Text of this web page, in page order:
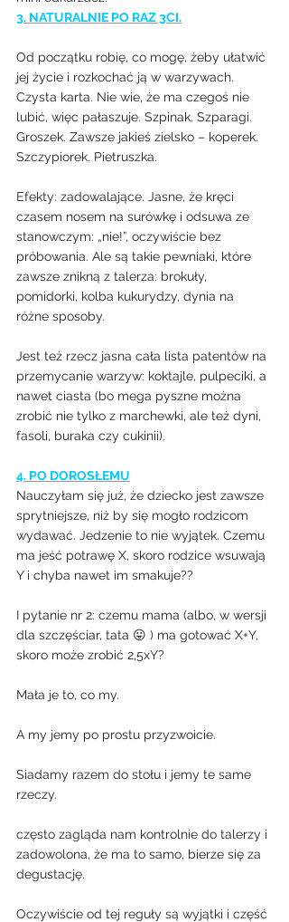
3. NATURALNIE PO RAZ 3CI.
Od początku robię, co mogę, żeby ułatwić
jej życie i rozkochać ją w warzywach.
Czysta karta. Nie wie, że ma czegoś nie
lubić, więc pałaszuje. Szpinak. Szparagi.
Groszek. Zawsze jakieś zielsko – koperek.
Szczypiorek. Pietruszka.
Efekty: zadowalające. Jasne, że kręci
czasem nosem na surówkę i odsuwa ze
stanowczym: „nie!”, oczywiście bez
próbowania. Ale są takie pewniaki, które
zawsze znikną z talerza: brokuły,
pomidorki, kolba kukurydzy, dynia na
różne sposoby.
Jest też rzecz jasna cała lista patentów na
przemycanie warzyw: koktajle, pulpeciki, a
nawet ciasta (bo mega pyszne można
zrobić nie tylko z marchewki, ale też dyni,
fasoli, buraka czy cukinii).
4. PO DOROSŁEMU
Nauczyłam się już, że dziecko jest zawsze
sprytniejsze, niż by się mogło rodzicom
wydawać. Jedzenie to nie wyjątek. Czemu
ma jeść potrawę X, skoro rodzice wsuwają
Y i chyba nawet im smakuje??
I pytanie nr 2: czemu mama (albo, w wersji
dla szczęściar, tata 😛 ) ma gotować X+Y,
skoro może zrobić 2,5xY?
Mała je to, co my.
A my jemy po prostu przyzwoicie.
Siadamy razem do stołu i jemy te same
rzeczy.
często zagląda nam kontrolnie do talerzy i
zadowolona, że ma to samo, bierze się za
degustację.
Oczywiście od tej reguły są wyjątki i część